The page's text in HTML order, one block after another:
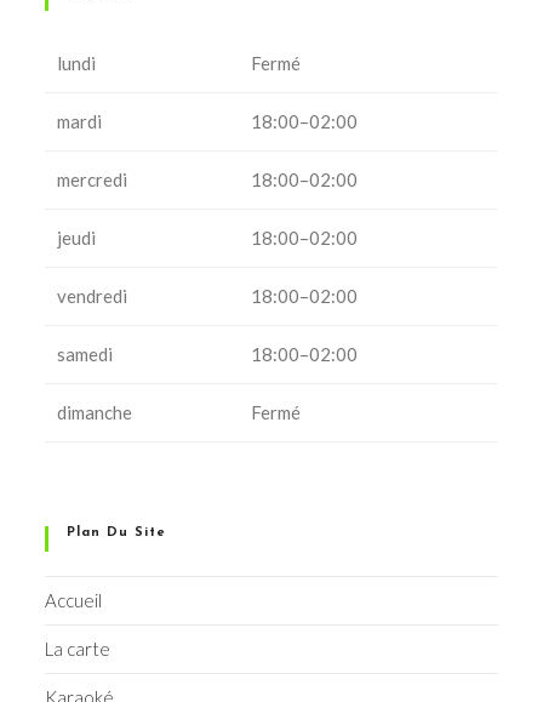
lundi Fermé
mardi 18:00–02:00
mercredi 18:00–02:00
jeudi 18:00–02:00
vendredi 18:00–02:00
samedi 18:00–02:00
dimanche Fermé
Plan Du Site
Accueil
La carte
Karaoké